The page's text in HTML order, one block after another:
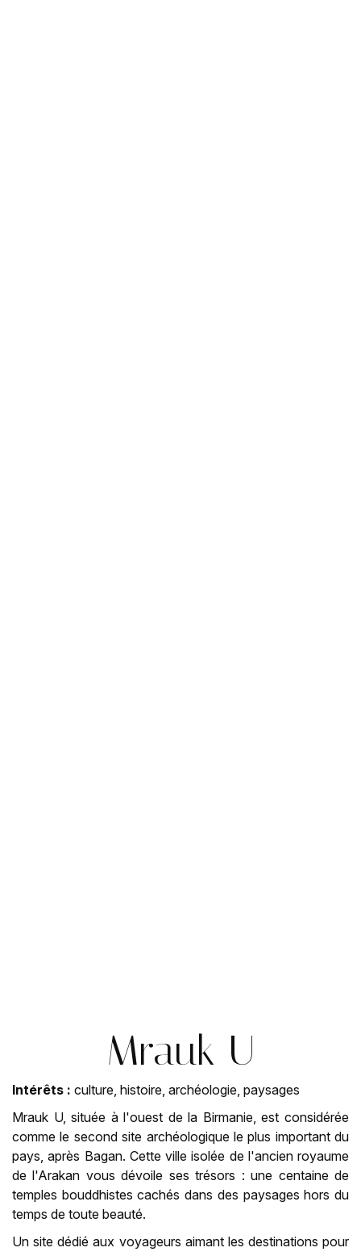
Mrauk U
Intérêts : culture, histoire, archéologie, paysages
Mrauk U, située à l'ouest de la Birmanie, est considérée
comme le second site archéologique le plus important du
pays, après Bagan. Cette ville isolée de l'ancien royaume
de l'Arakan vous dévoile ses trésors : une centaine de
temples bouddhistes cachés dans des paysages hors du
temps de toute beauté.
Un site dédié aux voyageurs aimant les destinations pour